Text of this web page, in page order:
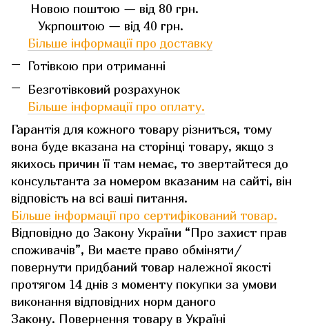
Новою поштою — від 80 грн.
Укрпоштою — від 40 грн.
Більше інформації про доставку
Готівкою при отриманні
Безготівковий розрахунок
Більше інформації про оплату.
Гарантія для кожного товару різниться, тому
вона буде вказана на сторінці товару, якщо з
якихось причин її там немає, то звертайтеся до
консультанта за номером вказаним на сайті, він
відповість на всі ваші питання.
Більше інформації про сертифікований товар.
Відповідно до Закону України “Про захист прав
споживачів”, Ви маєте право обміняти/
повернути придбаний товар належної якості
протягом 14 днів з моменту покупки за умови
виконання відповідних норм даного
Закону. Повернення товару в Україні